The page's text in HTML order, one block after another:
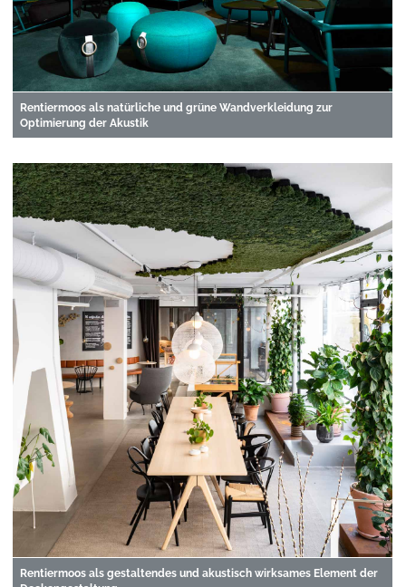
Rentiermoos als natürliche und grüne Wandverkleidung zur
Optimierung der Akustik
Rentiermoos als gestaltendes und akustisch wirksames Element der